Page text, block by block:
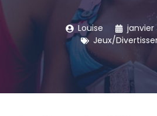
Louise
janvier
Jeux/